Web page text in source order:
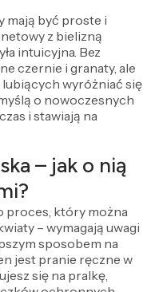
mają być proste i
z bielizną
intuicyjna. Bez
czernie i granaty, ale
wyróżniać się
o nowoczesnych
i stawiają na
– jak o nią
proces, który można
– wymagają uwagi
sposobem na
jest pranie ręczne w
się na pralkę,